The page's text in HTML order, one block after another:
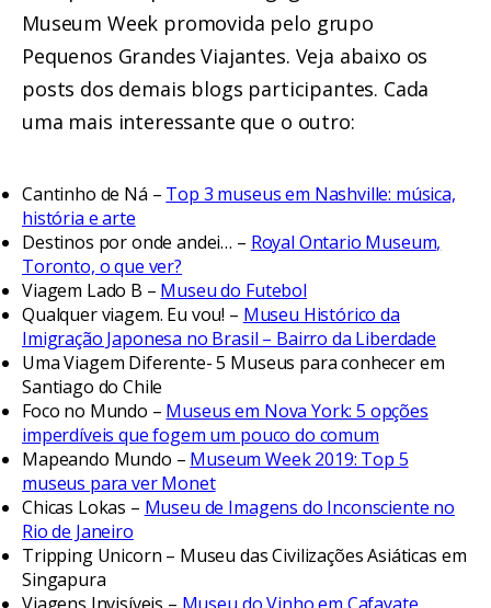
Museum Week promovida pelo grupo
Pequenos Grandes Viajantes. Veja abaixo os
posts dos demais blogs participantes. Cada
uma mais interessante que o outro:
Cantinho de Ná – Top 3 museus em Nashville: música,
história e arte
Destinos por onde andei… – Royal Ontario Museum,
Toronto, o que ver?
Viagem Lado B – Museu do Futebol
Qualquer viagem. Eu vou! – Museu Histórico da
Imigração Japonesa no Brasil – Bairro da Liberdade
Uma Viagem Diferente- 5 Museus para conhecer em
Santiago do Chile
Foco no Mundo – Museus em Nova York: 5 opções
imperdíveis que fogem um pouco do comum
Mapeando Mundo – Museum Week 2019: Top 5
museus para ver Monet
Chicas Lokas – Museu de Imagens do Inconsciente no
Rio de Janeiro
Tripping Unicorn – Museu das Civilizações Asiáticas em
Singapura